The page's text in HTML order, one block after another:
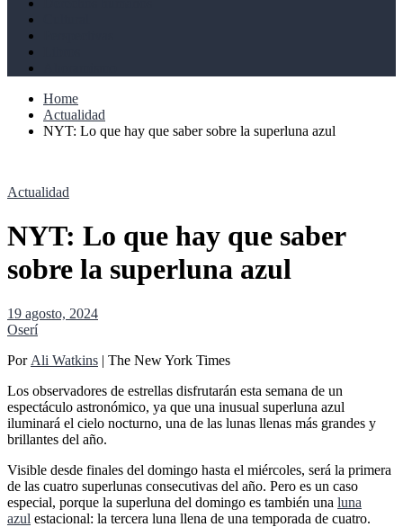
Home
Actualidad
NYT: Lo que hay que saber sobre la superluna azul
Actualidad
NYT: Lo que hay que saber
sobre la superluna azul
19 agosto, 2024
Oserí
Por Ali Watkins | The New York Times
Los observadores de estrellas disfrutarán esta semana de un
espectáculo astronómico, ya que una inusual superluna azul
iluminará el cielo nocturno, una de las lunas llenas más grandes y
brillantes del año.
Visible desde finales del domingo hasta el miércoles, será la primera
de las cuatro superlunas consecutivas del año. Pero es un caso
especial, porque la superluna del domingo es también una luna
azul estacional: la tercera luna llena de una temporada de cuatro.